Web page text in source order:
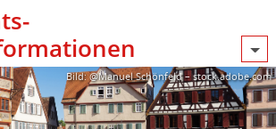
Bild: @Manuel Schönfeld – stock.adobe.com